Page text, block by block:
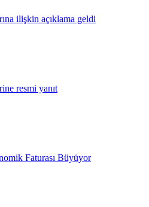
ilişkin açıklama geldi
resmi yanıt
Faturası Büyüyor